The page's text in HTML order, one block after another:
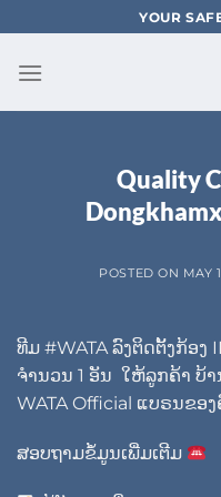
to
content
YOUR
Quality
POSTED ON MAY
ທີມ #WATA ລົງຕິດຕັ້ງກ້ອງ
ຈໍານວນ 1 ອັນ ໃຫ້ລູກຄ້າ ບ້
WATA Official ແບຣນຂອງ
ສອບຖາມຂໍ້ມູນເພີ່ມເຕີມ